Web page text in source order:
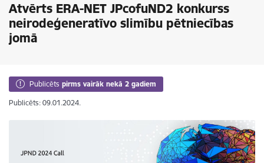
Atvērts ERA-NET JPcofuND2 konkurss
neirodeģeneratīvo slimību pētniecības
jomā
Publicēts pirms vairāk nekā 2 gadiem
Publicēts: 09.01.2024.